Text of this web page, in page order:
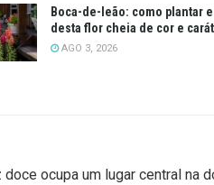
Boca-de-leão: como plantar
desta flor cheia de cor e
AGO 3, 2026
doce ocupa um lugar central na